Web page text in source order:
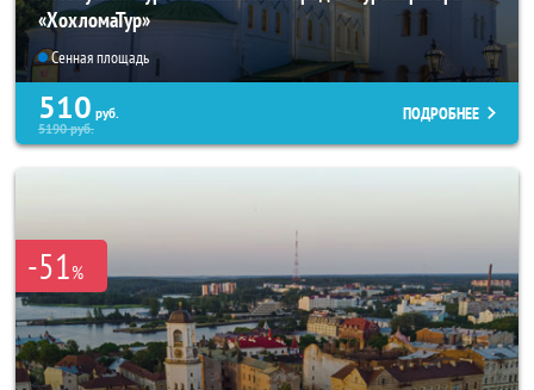
«ХохломаТур»
Сенная площадь
510 руб.
5190руб.
ПОДРОБНЕЕ
-51%